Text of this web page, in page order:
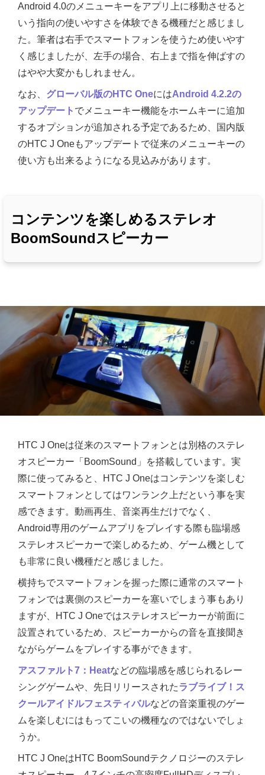
Android 4.0のメニューキーをアプリ上に移動させると
いう指向の使いやすさを体験できる機種だと感じまし
た。筆者は右手でスマートフォンを使うため使いやす
く感じましたが、左手の場合、右上まで指を伸ばすの
はやや大変かもしれません。
なお、 グローバル版のHTC OneにはAndroid 4.2.2の
アップデート でメニューキー機能をホームキーに追加
するオプションが追加される予定であるため、国内版
のHTC J Oneもアップデートで従来のメニューキーの
使い方も出来るようになる見込みがあります。
コンテンツを楽しめるステレオ
BoomSoundスピーカー
HTC J Oneは従来のスマートフォンとは別格のステレ
オスピーカー「BoomSound」を搭載しています。実
際に使ってみると、HTC J Oneはコンテンツを楽しむ
スマートフォンとしてはワンランク上だという事を実
感できます。動画再生、音楽再生だけでなく、
Android専用のゲームアプリをプレイする際も臨場感
ステレオスピーカーで楽しめるため、ゲーム機として
も非常に良い機種だと感じました。
横持ちでスマートフォンを握った際に通常のスマート
フォンでは裏側のスピーカーを塞いでしまう事もあり
ますが、HTC J Oneではステレオスピーカーが前面に
設置されているため、スピーカーからの音を直接聞き
ながらゲームをプレイする事ができます。
アスファルト7：Heatなどの臨場感を感じられるレー
シングゲームや、先日リリースされたラブライブ！ス
クールアイドルフェスティバルなどの音楽重視のゲー
ムを楽しむにはもってこいの機種なのではないでしょ
うか。
HTC J OneはHTC BoomSoundテクノロジーのステレ